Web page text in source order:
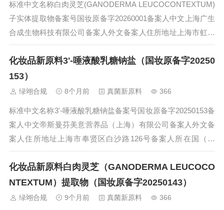
标准中文名称白肉灵芝(GANODERMA LEUCOCONTEXTUM)
子实体提取物备案号国妆原备字20260001备案人中文上海广生
合成生物科技有限公司备案人外文备案人住所地址上海市虹口
区保定路527号1幢3楼备案人所在国（地区）境内责任人名称
境内责任人住所地址备案日期2026-01-06状态技术...
化妆品新原料3'-唾液酸乳糖钠盐（国妆原备字20250
153）
绿翊合规 8个月前 真菌新原料 366
标准中文名称3'-唾液酸乳糖钠盐备案号国妆原备字20250153备
案人中文帝斯曼芬美意营养品（上海）有限公司备案人外文备
案人住所地址上海市奉贤区白沙路126号备案人所在国（地
区）中国境内责任人名称境内责任人住所地址备案日期2025-1
2-03状态技术要求备案后监督检查情况历史记录备注...
化妆品新原料白肉灵芝（GANODERMA LEUCOCO
NTEXTUM）提取物（国妆原备字20250143）
绿翊合规 9个月前 真菌新原料 366